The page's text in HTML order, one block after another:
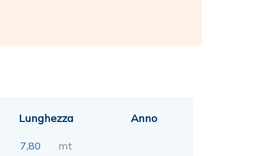
Lunghezza
7,80 mt
Anno